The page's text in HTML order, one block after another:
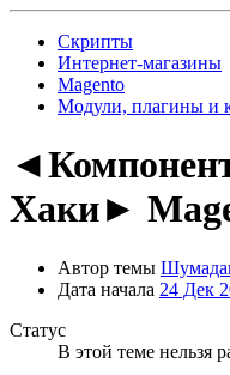
Скрипты
Интернет-магазины
Magento
Модули, плагины и
Хаки►
Автор темы
Дата начала 24 Дек
Статус
В этой теме нельзя